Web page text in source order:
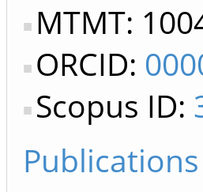
MTMT:
ORCID:
Scopus ID:
Publications